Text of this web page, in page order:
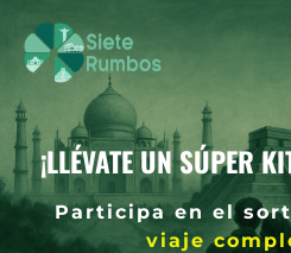
¡LLÉVATE UN SÚPER
Participa en el
viaje